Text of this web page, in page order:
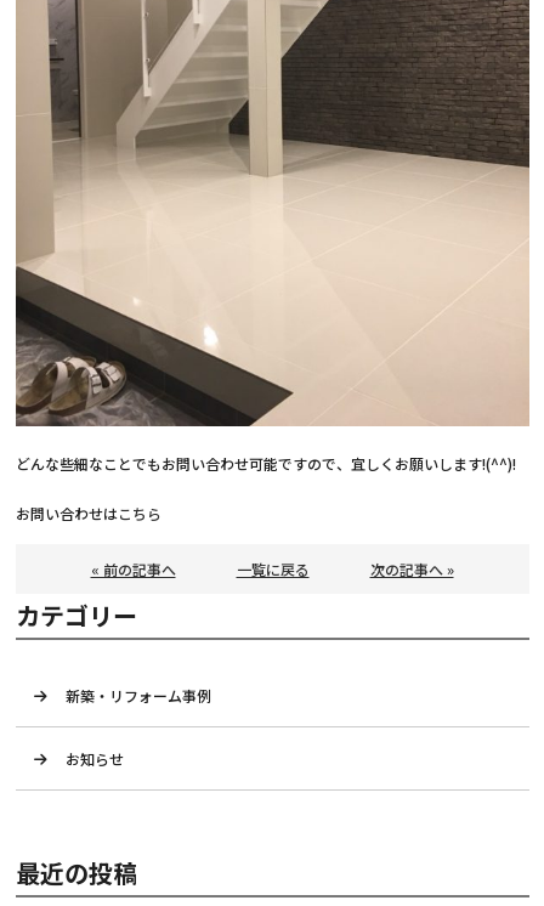
どんな些細なことでもお問い合わせ可能ですので、宜しくお願いします!(^^)!
お問い合わせはこちら
« 前の記事へ 一覧に戻る 次の記事へ »
カテゴリー
新築・リフォーム事例
お知らせ
最近の投稿